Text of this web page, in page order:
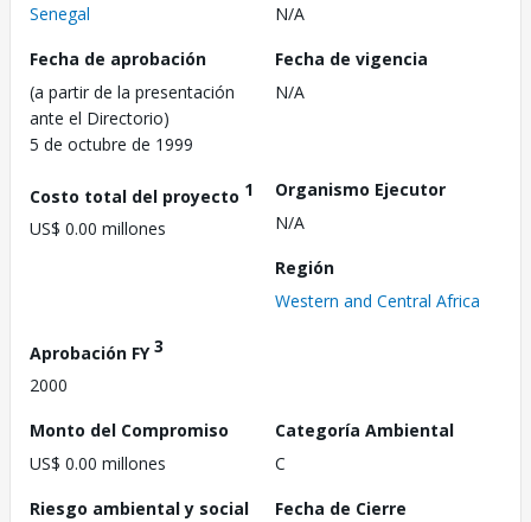
Senegal
N/A
Fecha de aprobación
(a partir de la presentación
ante el Directorio)
5 de octubre de 1999
Fecha de vigencia
N/A
Costo total del proyecto 1
US$ 0.00 millones
Organismo Ejecutor
N/A
Región
Western and Central Africa
Aprobación FY3
2000
Monto del Compromiso
US$ 0.00 millones
Categoría Ambiental
C
Riesgo ambiental y social
Fecha de Cierre